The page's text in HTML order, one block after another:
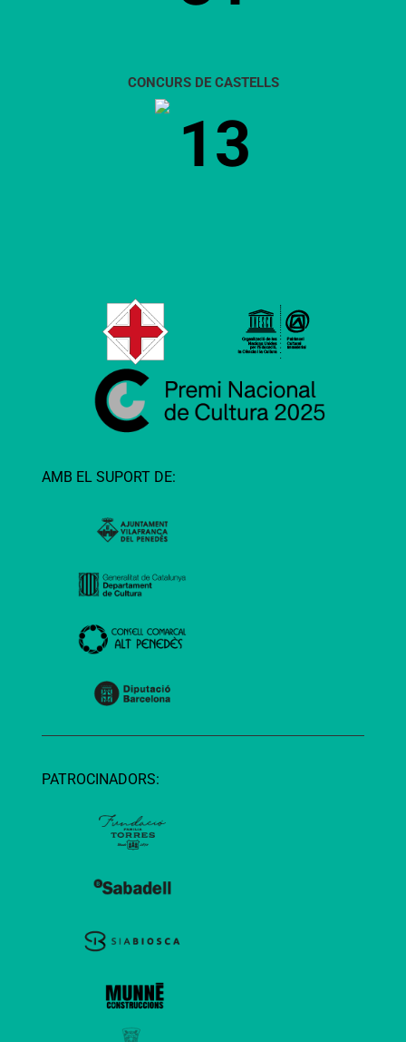
CONCURS DE CASTELLS
13
AMB EL SUPORT DE:
PATROCINADORS: